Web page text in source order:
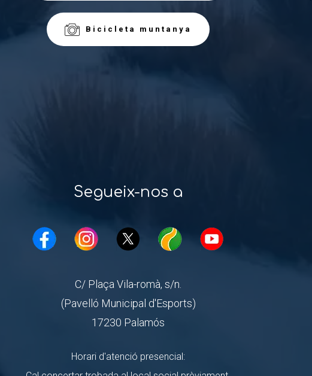
Bicicleta muntanya
Segueix-nos a
C/ Plaça Vila-romà, s/n.
(Pavelló Municipal d'Esports)
17230 Palamós
Horari d'atenció presencial: